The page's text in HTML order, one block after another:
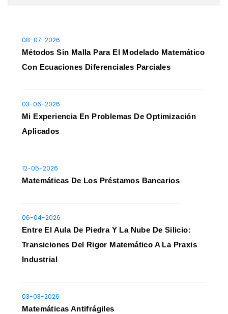
08-07-2026
Métodos Sin Malla Para El Modelado Matemático
Con Ecuaciones Diferenciales Parciales
03-06-2026
Mi Experiencia En Problemas De Optimización
Aplicados
12-05-2026
Matemáticas De Los Préstamos Bancarios
06-04-2026
Entre El Aula De Piedra Y La Nube De Silicio:
Transiciones Del Rigor Matemático A La Praxis
Industrial
03-03-2026
Matemáticas Antifrágiles